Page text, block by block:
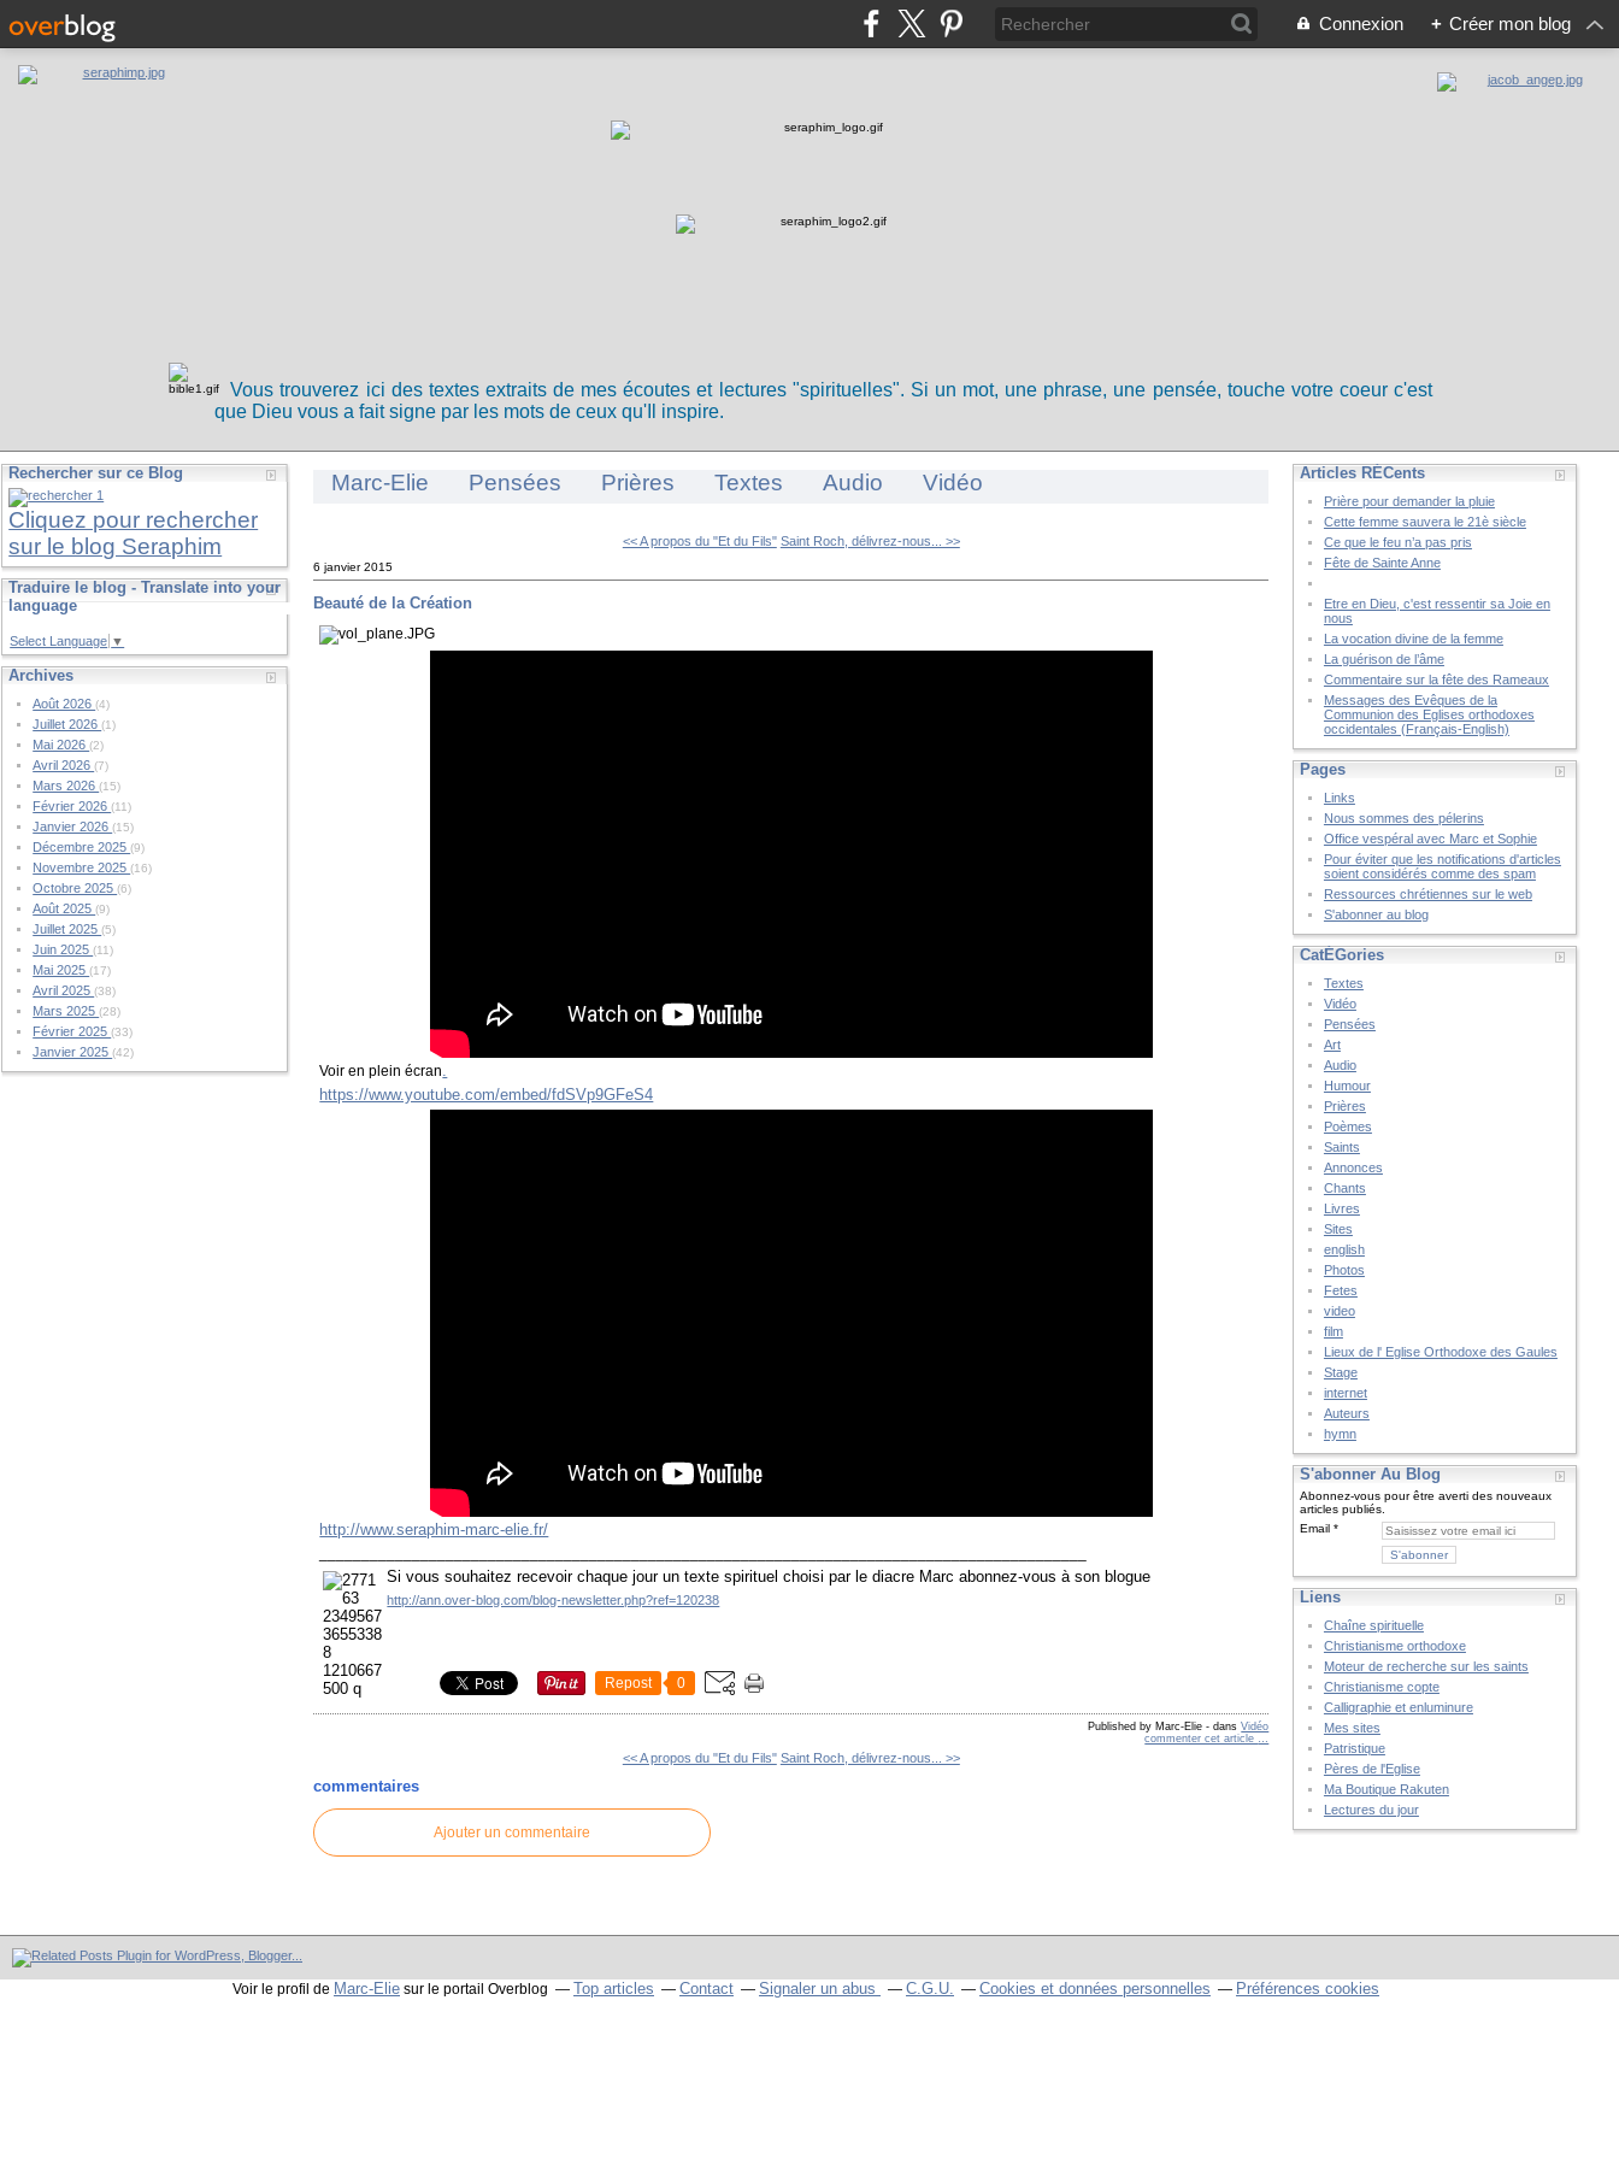
Connexion + Créer mon blog
Vous trouverez ici des textes extraits de mes écoutes et lectures "spirituelles". Si un mot, une phrase, une pensée, touche votre coeur c'est
que Dieu vous a fait signe par les mots de ceux qu'Il inspire.
Rechercher sur ce Blog
Cliquez pour rechercher
sur le blog Seraphim
Traduire le blog - Translate into your
language
Select Language ▼
Archives
Août 2026(4)
Juillet 2026(1)
Mai 2026(2)
Avril 2026(7)
Mars 2026(15)
Février 2026(11)
Janvier 2026(15)
Décembre 2025(9)
Novembre 2025(16)
Octobre 2025(6)
Août 2025(9)
Juillet 2025(5)
Juin 2025(11)
Mai 2025(17)
Avril 2025(38)
Mars 2025(28)
Février 2025(33)
Janvier 2025(42)
Marc-Elie Pensées Prières Textes Audio Vidéo
<< A propos du "Et du Fils" Saint Roch, délivrez-nous... >>
6 janvier 2015
Beauté de la Création
Voir en plein écran
https://www.youtube.com/embed/fdSVp9GFeS4
http://www.seraphim-marc-elie.fr/
Si vous souhaitez recevoir chaque jour un texte spirituel choisi par le diacre Marc abonnez-vous à son blogue
http://ann.over-blog.com/blog-newsletter.php?ref=120238
Repost 0
Published by Marc-Elie - dansVidéo
commenter cet article
<< A propos du "Et du Fils" Saint Roch, délivrez-nous... >>
commentaires
Ajouter un commentaire
Articles RÉCents
Prière pour demander la pluie
Cette femme sauvera le 21è siècle
Ce que le feu n’a pas pris
Fête de Sainte Anne
Etre en Dieu, c'est ressentir sa Joie en
nous
La vocation divine de la femme
La guérison de l’âme
Commentaire sur la fête des Rameaux
Messages des Evêques de la
Communion des Eglises orthodoxes
occidentales (Français-English)
Pages
Links
Nous sommes des pélerins
Office vespéral avec Marc et Sophie
Pour éviter que les notifications d'articles
soient considérés comme des spam
Ressources chrétiennes sur le web
S'abonner au blog
CatÉGories
Textes
Vidéo
Pensées
Art
Audio
Humour
Prières
Poèmes
Saints
Annonces
Chants
Livres
Sites
english
Photos
Fetes
video
film
Lieux de l' Eglise Orthodoxe des Gaules
Stage
internet
Auteurs
hymn
S'abonner Au Blog
Abonnez-vous pour être averti des nouveaux
articles publiés.
Email
Liens
Chaîne spirituelle
Christianisme orthodoxe
Moteur de recherche sur les saints
Christianisme copte
Calligraphie et enluminure
Mes sites
Patristique
Pères de l'Eglise
Ma Boutique Rakuten
Lectures du jour
Voir le profil de Marc-Elie sur le portail Overblog Top articles Contact Signaler un abus C.G.U. Cookies et données personnelles Préférences cookies